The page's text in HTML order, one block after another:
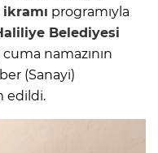
programıyla
Belediyesi
namazının
(Sanayi)
edildi.